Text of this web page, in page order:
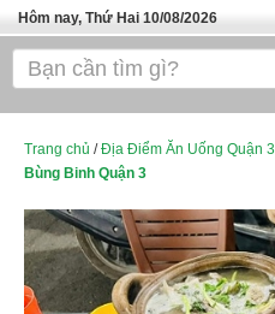
Hôm nay, Thứ Hai 10/08/2026
Trang chủ
Cafe - Kem- Trà Sữa
Thực Phẩm Nông Hải Sản
Top Quán Ăn Sài Gòn
Trang chủ /Địa Điểm Ăn Uống Quận 3
Bùng Binh Quận 3